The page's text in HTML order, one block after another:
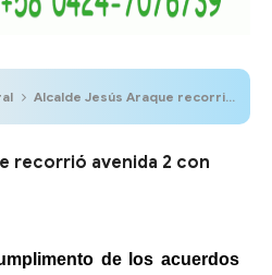
Alcalde Jesús Araque recorrió avenida 2 con calle 20 y 21
recorrió avenida 2 con
de los acuerdos